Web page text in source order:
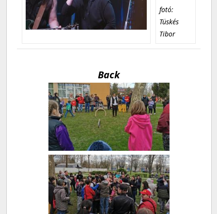
fotó:
Tüskés
Tibor
Back